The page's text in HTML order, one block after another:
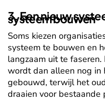
3. Een nieuw
systeem bouwen
Soms kiezen
systeem te bouwen en
langzaam uit te
wordt dan alleen nog in
gebouwd, terwijl het
draaien voor bestaande